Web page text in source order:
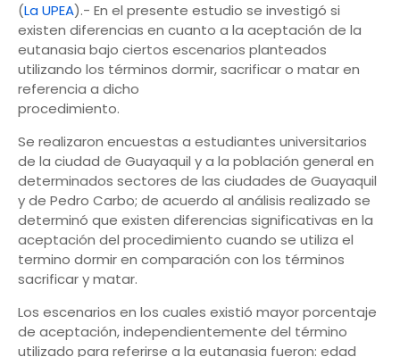
(La UPEA).- En el presente estudio se investigó si
existen diferencias en cuanto a la aceptación de la
eutanasia bajo ciertos escenarios planteados
utilizando los términos dormir, sacrificar o matar en
referencia a dicho
procedimiento.
Se realizaron encuestas a estudiantes universitarios
de la ciudad de Guayaquil y a la población general en
determinados sectores de las ciudades de Guayaquil
y de Pedro Carbo; de acuerdo al análisis realizado se
determinó que existen diferencias significativas en la
aceptación del procedimiento cuando se utiliza el
termino dormir en comparación con los términos
sacrificar y matar.
Los escenarios en los cuales existió mayor porcentaje
de aceptación, independientemente del término
utilizado para referirse a la eutanasia fueron: edad